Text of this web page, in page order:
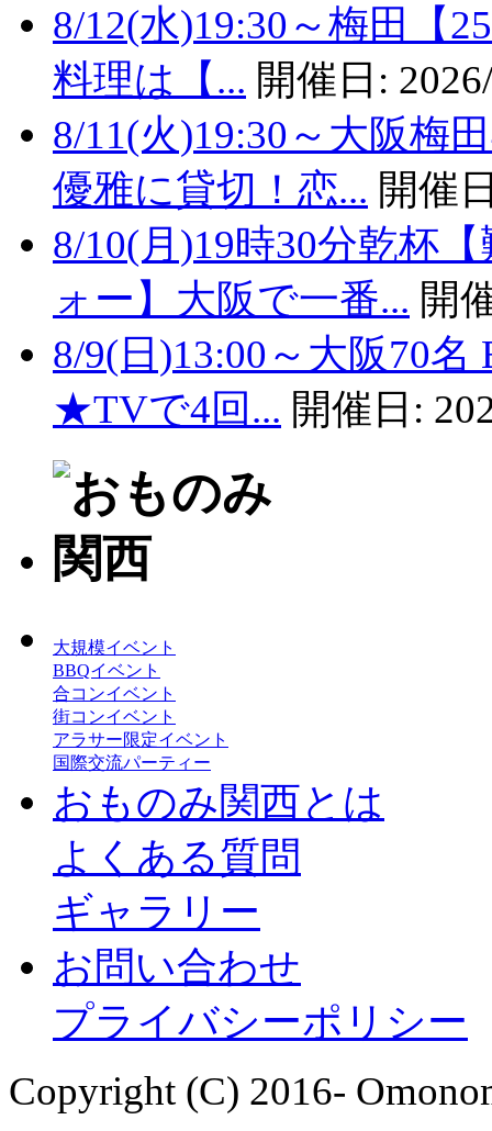
8/12(水)19:30～梅田【
料理は【... 開催日:
8/11(火)19:30～大阪梅
優雅に貸切！恋... 開催
8/10(月)19時30分乾杯
ォー】大阪で一番... 開
8/9(日)13:00～大阪70
★TVで4回... 開催日:
大規模イベント
BBQイベント
合コンイベント
街コンイベント
アラサー限定イベント
国際交流パーティー
おものみ関西とは
よくある質問
ギャラリー
お問い合わせ
プライバシーポリシー
Copyright (C) 2016-